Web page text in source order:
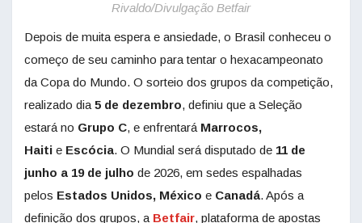
Rivaldo/Divulgação Betfair
Depois de muita espera e ansiedade, o Brasil conheceu o
começo de seu caminho para tentar o hexacampeonato
da Copa do Mundo. O sorteio dos grupos da competição,
realizado dia 5 de dezembro, definiu que a Seleção
estará no Grupo C, e enfrentará Marrocos,
Haiti e Escócia. O Mundial será disputado de 11 de
junho a 19 de julho de 2026, em sedes espalhadas
pelos Estados Unidos, México e Canadá. Após a
definição dos grupos, a Betfair, plataforma de apostas